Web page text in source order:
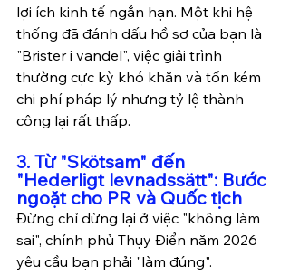
lợi ích kinh tế ngắn hạn. Một khi hệ
thống đã đánh dấu hồ sơ của bạn là
"Brister i vandel", việc giải trình
thường cực kỳ khó khăn và tốn kém
chi phí pháp lý nhưng tỷ lệ thành
công lại rất thấp.
3. Từ "Skötsam" đến
"Hederligt levnadssätt": Bước
ngoặt cho PR và Quốc tịch
Đừng chỉ dừng lại ở việc "không làm
sai", chính phủ Thụy Điển năm 2026
yêu cầu bạn phải "làm đúng".